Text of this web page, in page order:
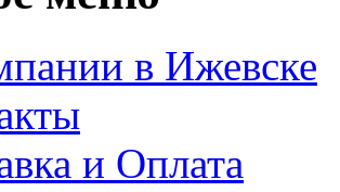
в Ижевске
и Оплата